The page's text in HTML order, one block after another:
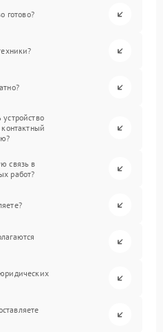
готово?
связь в
работ?